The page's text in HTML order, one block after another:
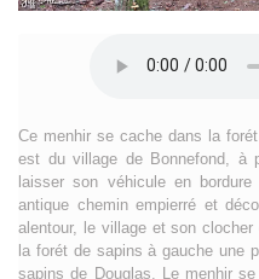
Ce menhir se cache dans la
est du village de Bonnefond, à
laisser son véhicule en
antique chemin empierré et
alentour, le village et son
la forét de sapins à gauche une
sapins de Douglas. Le menhir